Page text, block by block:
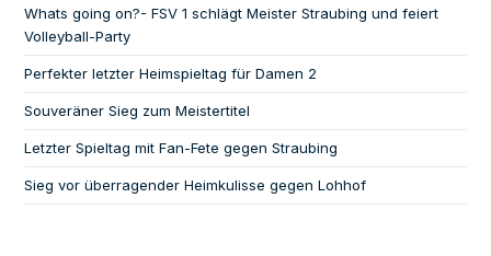
Whats going on?- FSV 1 schlägt Meister Straubing und feiert
Volleyball-Party
Perfekter letzter Heimspieltag für Damen 2
Souveräner Sieg zum Meistertitel
Letzter Spieltag mit Fan-Fete gegen Straubing
Sieg vor überragender Heimkulisse gegen Lohhof